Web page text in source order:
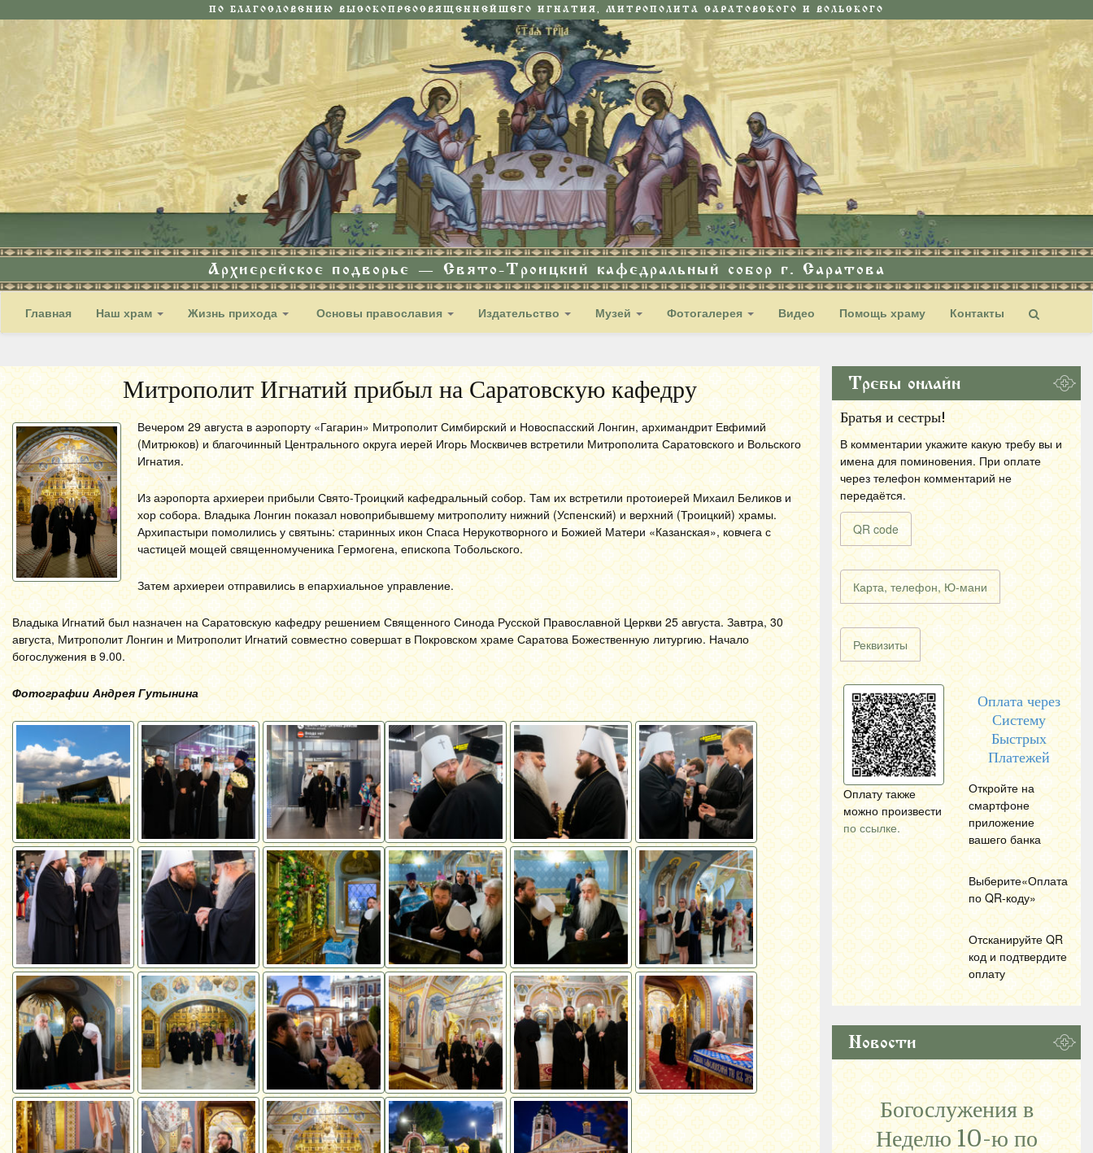
ПО БЛАГОСЛОВЕНИЮ ВЫСОКОПРЕОСВЯЩЕННЕЙШЕГО ИГНАТИЯ, МИТРОПОЛИТА САРАТОВСКОГО И ВОЛЬСКОГО
Архиерейское подворье — Свято-Троицкий кафедральный собор г. Саратова
Главная Наш храм Жизнь прихода Основы православия Издательство Музей Фотогалерея Видео Помощь храму Контакты
Митрополит Игнатий прибыл на Саратовскую кафедру
Вечером 29 августа в аэропорту «Гагарин» Митрополит Симбирский и Новоспасский Лонгин, архимандрит Евфимий
(Митрюков) и благочинный Центрального округа иерей Игорь Москвичев встретили Митрополита Саратовского и Вольского
Игнатия.
Из аэропорта архиереи прибыли Свято-Троицкий кафедральный собор. Там их встретили протоиерей Михаил Беликов и
хор собора. Владыка Лонгин показал новоприбывшему митрополиту нижний (Успенский) и верхний (Троицкий) храмы.
Архипастыри помолились у святынь: старинных икон Спаса Нерукотворного и Божией Матери «Казанская», ковчега с
частицей мощей священномученика Гермогена, епископа Тобольского.
Затем архиереи отправились в епархиальное управление.
Владыка Игнатий был назначен на Саратовскую кафедру решением Священного Синода Русской Православной Церкви 25 августа. Завтра, 30
августа, Митрополит Лонгин и Митрополит Игнатий совместно совершат в Покровском храме Саратова Божественную литургию. Начало
богослужения в 9.00.
Фотографии Андрея Гутынина
Требы онлайн
Братья и сестры!
В комментарии укажите какую требу вы и
имена для поминовения. При оплате
через телефон комментарий не
передаётся.
QR code
Карта, телефон, Ю-мани
Реквизиты
Оплату также
можно произвести
по ссылке.
Оплата через
Систему
Быстрых
Платежей
Откройте на
смартфоне
приложение
вашего банка
Выберите«Оплата
по QR-коду»
Отсканируйте QR
код и подтвердите
оплату
Новости
Богослужения в
Неделю 10-ю по